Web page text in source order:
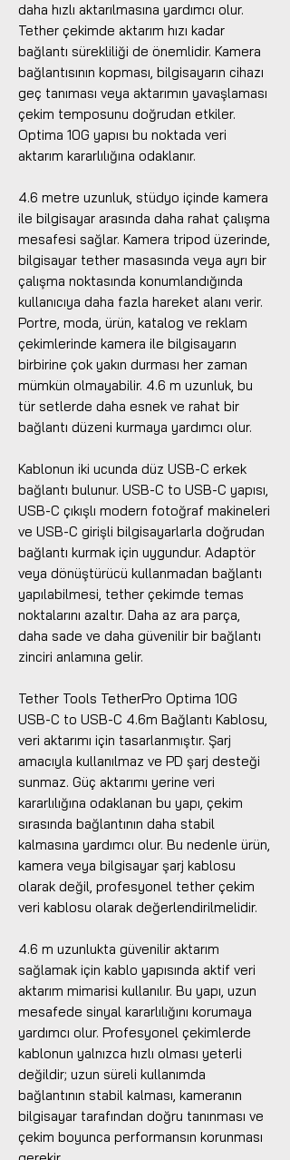
daha hızlı aktarılmasına yardımcı olur.
Tether çekimde aktarım hızı kadar
bağlantı sürekliliği de önemlidir. Kamera
bağlantısının kopması, bilgisayarın cihazı
geç tanıması veya aktarımın yavaşlaması
çekim temposunu doğrudan etkiler.
Optima 10G yapısı bu noktada veri
aktarım kararlılığına odaklanır.
4.6 metre uzunluk, stüdyo içinde kamera
ile bilgisayar arasında daha rahat çalışma
mesafesi sağlar. Kamera tripod üzerinde,
bilgisayar tether masasında veya ayrı bir
çalışma noktasında konumlandığında
kullanıcıya daha fazla hareket alanı verir.
Portre, moda, ürün, katalog ve reklam
çekimlerinde kamera ile bilgisayarın
birbirine çok yakın durması her zaman
mümkün olmayabilir. 4.6 m uzunluk, bu
tür setlerde daha esnek ve rahat bir
bağlantı düzeni kurmaya yardımcı olur.
Kablonun iki ucunda düz USB-C erkek
bağlantı bulunur. USB-C to USB-C yapısı,
USB-C çıkışlı modern fotoğraf makineleri
ve USB-C girişli bilgisayarlarla doğrudan
bağlantı kurmak için uygundur. Adaptör
veya dönüştürücü kullanmadan bağlantı
yapılabilmesi, tether çekimde temas
noktalarını azaltır. Daha az ara parça,
daha sade ve daha güvenilir bir bağlantı
zinciri anlamına gelir.
Tether Tools TetherPro Optima 10G
USB-C to USB-C 4.6m Bağlantı Kablosu,
veri aktarımı için tasarlanmıştır. Şarj
amacıyla kullanılmaz ve PD şarj desteği
sunmaz. Güç aktarımı yerine veri
kararlılığına odaklanan bu yapı, çekim
sırasında bağlantının daha stabil
kalmasına yardımcı olur. Bu nedenle ürün,
kamera veya bilgisayar şarj kablosu
olarak değil, profesyonel tether çekim
veri kablosu olarak değerlendirilmelidir.
4.6 m uzunlukta güvenilir aktarım
sağlamak için kablo yapısında aktif veri
aktarım mimarisi kullanılır. Bu yapı, uzun
mesafede sinyal kararlılığını korumaya
yardımcı olur. Profesyonel çekimlerde
kablonun yalnızca hızlı olması yeterli
değildir; uzun süreli kullanımda
bağlantının stabil kalması, kameranın
bilgisayar tarafından doğru tanınması ve
çekim boyunca performansın korunması